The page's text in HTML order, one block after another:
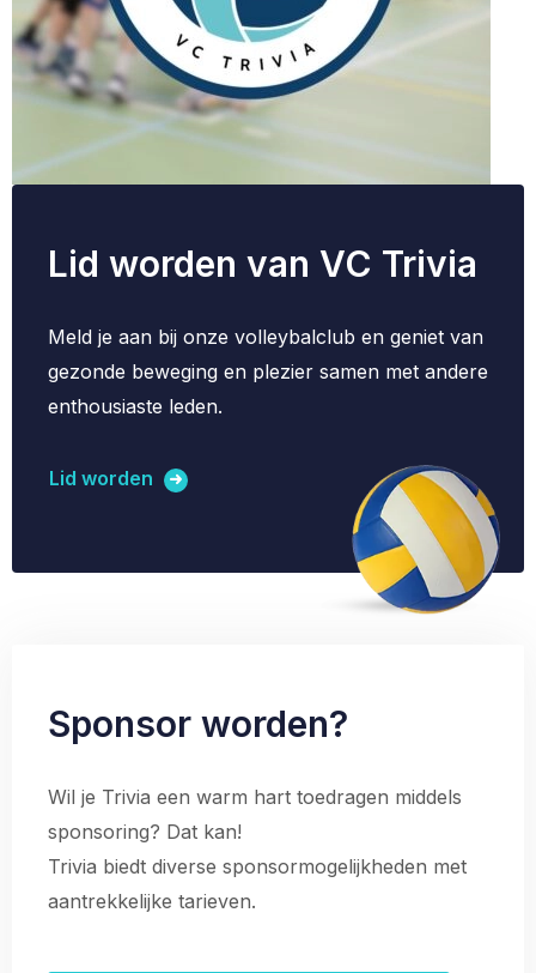
Lid worden van VC Trivia
Meld je aan bij onze volleybalclub en geniet van
gezonde beweging en plezier samen met andere
enthousiaste leden.
Lid worden
Sponsor worden?
Wil je Trivia een warm hart toedragen middels
sponsoring? Dat kan!
Trivia biedt diverse sponsormogelijkheden met
aantrekkelijke tarieven.